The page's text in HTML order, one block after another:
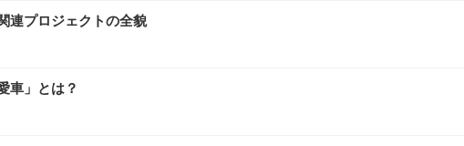
連プロジェクトの全貌
車」とは？